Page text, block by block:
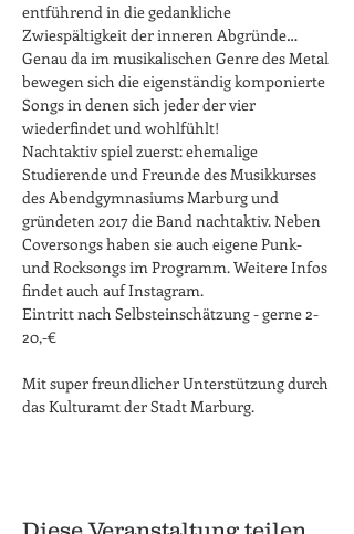
entführend in die gedankliche
Zwiespältigkeit der inneren Abgründe…
Genau da im musikalischen Genre des Metal
bewegen sich die eigenständig komponierte
Songs in denen sich jeder der vier
wiederfindet und wohlfühlt!
Nachtaktiv spiel zuerst: ehemalige
Studierende und Freunde des Musikkurses
des Abendgymnasiums Marburg und
gründeten 2017 die Band nachtaktiv. Neben
Coversongs haben sie auch eigene Punk-
und Rocksongs im Programm. Weitere Infos
findet auch auf Instagram.
Eintritt nach Selbsteinschätzung - gerne 2-
20,-€
Mit super freundlicher Unterstützung durch
das Kulturamt der Stadt Marburg.